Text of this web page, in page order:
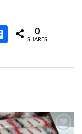
0
SHARES